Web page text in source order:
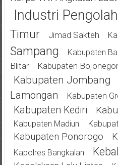
Industri
Timur
Jimad Sakteh
Sampang
Kabupaten
Blitar
Kabupaten
Kabupaten Jombang
Lamongan
Kabupaten
Kabupaten Kediri
Kabupaten Madiun
Kabupaten Ponorogo
Kapolres Bangkalan